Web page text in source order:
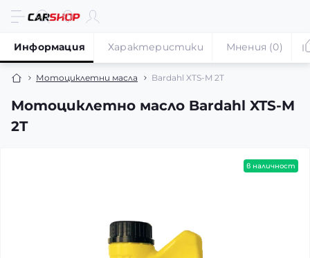
Мотоциклетни масла Bardahl XTS-M 2T
Мотоциклетно масло Bardahl XTS-M
2T
Информация Характеристики Мнения (0)
в наличност